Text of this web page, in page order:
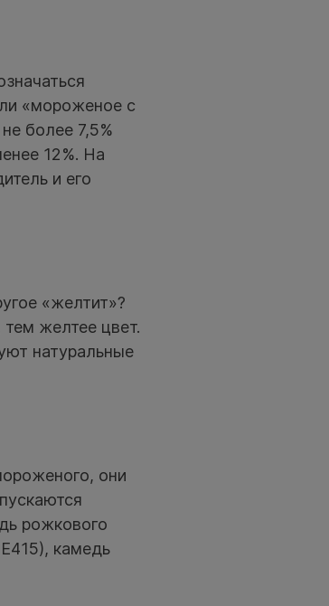
«мороженое с
более 7,5%
12%. На
и его
«желтит»?
желтее цвет.
натуральные
они
рожкового
камедь